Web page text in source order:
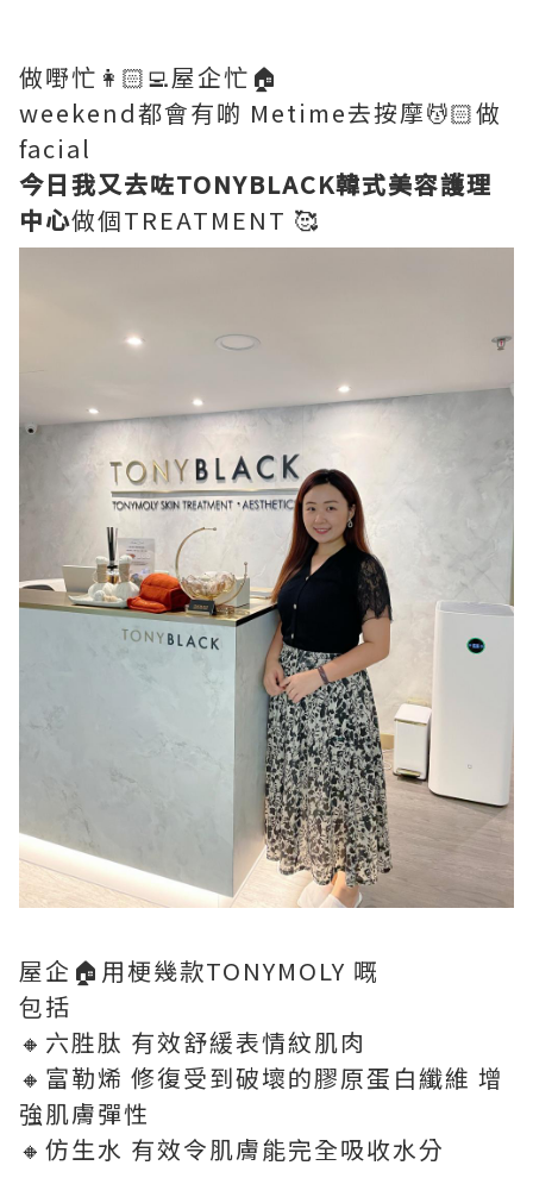
做嘢忙👩🏻‍💻屋企忙🏠
weekend都會有啲 Metime去按摩💆🏻做
facial
今日我又去咗TONYBLACK韓式美容護理
中心做個TREATMENT 🥰
屋企🏠用梗幾款TONYMOLY 嘅
包括
🔸六胜肽 有效舒緩表情紋肌肉
🔸富勒烯 修復受到破壞的膠原蛋白纖維 增
強肌膚彈性
🔸仿生水 有效令肌膚能完全吸收水分